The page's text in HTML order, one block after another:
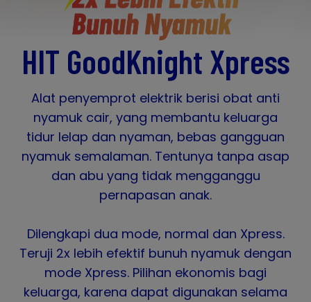
HIT GoodKnight Xpress
Alat penyemprot elektrik berisi obat anti
nyamuk cair, yang membantu keluarga
tidur lelap dan nyaman, bebas gangguan
nyamuk semalaman. Tentunya tanpa asap
dan abu yang tidak mengganggu
pernapasan anak.
Dilengkapi dua mode, normal dan Xpress.
Teruji 2x lebih efektif bunuh nyamuk dengan
mode Xpress. Pilihan ekonomis bagi
keluarga, karena dapat digunakan selama